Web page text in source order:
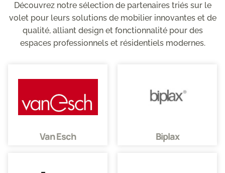
Découvrez notre sélection de partenaires triés sur le
volet pour leurs solutions de mobilier innovantes et de
qualité, alliant design et fonctionnalité pour des
espaces professionnels et résidentiels modernes.
Van Esch Biplax